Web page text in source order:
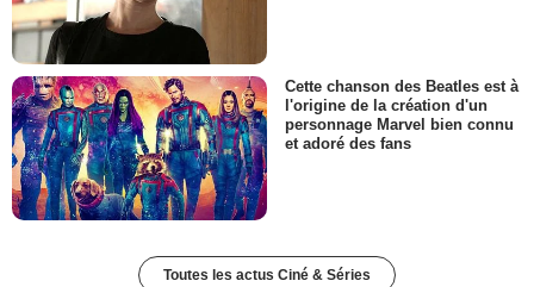
Cette chanson des Beatles est à
l'origine de la création d'un
personnage Marvel bien connu
et adoré des fans
Toutes les actus Ciné & Séries